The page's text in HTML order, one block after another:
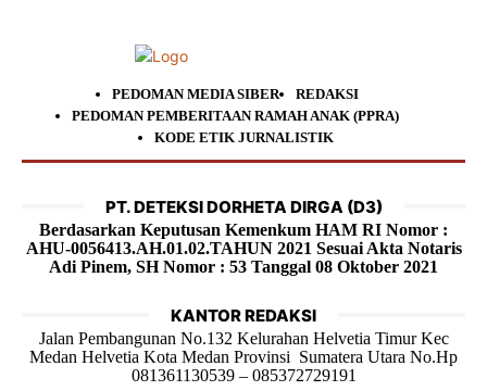
PEDOMAN MEDIA SIBER
REDAKSI
PEDOMAN PEMBERITAAN RAMAH ANAK (PPRA)
KODE ETIK JURNALISTIK
PT. DETEKSI DORHETA DIRGA (D3)
Berdasarkan Keputusan Kemenkum HAM RI Nomor :
AHU-0056413.AH.01.02.TAHUN 2021 Sesuai Akta Notaris
Adi Pinem, SH Nomor : 53 Tanggal 08 Oktober 2021
KANTOR REDAKSI
Jalan Pembangunan No.132 Kelurahan Helvetia Timur Kec
Medan Helvetia Kota Medan Provinsi Sumatera Utara No.Hp
081361130539 – 085372729191